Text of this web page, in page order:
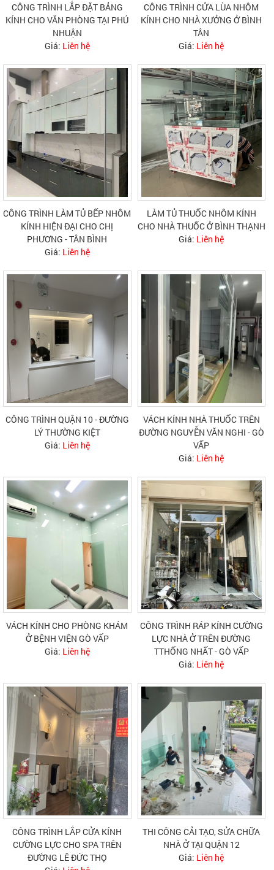
CÔNG TRÌNH LẮP ĐẶT BẢNG
KÍNH CHO VĂN PHÒNG TẠI PHÚ
NHUẬN
Giá: Liên hệ
CÔNG TRÌNH CỬA LÙA NHÔM
KÍNH CHO NHÀ XƯỞNG Ở BÌNH
TÂN
Giá: Liên hệ
CÔNG TRÌNH LÀM TỦ BẾP NHÔM
KÍNH HIỆN ĐẠI CHO CHỊ
PHƯƠNG - TÂN BÌNH
Giá: Liên hệ
LÀM TỦ THUỐC NHÔM KÍNH
CHO NHÀ THUỐC Ở BÌNH THẠNH
Giá: Liên hệ
CÔNG TRÌNH QUẬN 10 - ĐƯỜNG
LÝ THƯỜNG KIỆT
Giá: Liên hệ
VÁCH KÍNH NHÀ THUỐC TRÊN
ĐƯỜNG NGUYỄN VĂN NGHI - GÒ
VẤP
Giá: Liên hệ
VÁCH KÍNH CHO PHÒNG KHÁM
Ở BỆNH VIỆN GÒ VẤP
Giá: Liên hệ
CÔNG TRÌNH RÁP KÍNH CƯỜNG
LỰC NHÀ Ở TRÊN ĐƯỜNG
TTHỐNG NHẤT - GÒ VẤP
Giá: Liên hệ
CÔNG TRÌNH LẮP CỬA KÍNH
CƯỜNG LỰC CHO SPA TRÊN
ĐƯỜNG LÊ ĐỨC THỌ
THI CÔNG CẢI TẠO, SỬA CHỮA
NHÀ Ở TẠI QUẬN 12
Giá: Liên hệ